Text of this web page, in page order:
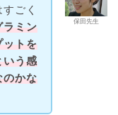
保田先生
ごく
ラミン
ットを
いう感
のかな